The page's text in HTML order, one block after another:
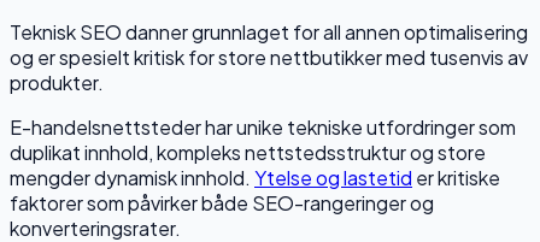
Teknisk SEO danner grunnlaget for all annen optimalisering
og er spesielt kritisk for store nettbutikker med tusenvis av
produkter.
E-handelsnettsteder har unike tekniske utfordringer som
duplikat innhold, kompleks nettstedsstruktur og store
mengder dynamisk innhold. Ytelse og lastetid er kritiske
faktorer som påvirker både SEO-rangeringer og
konverteringsrater.